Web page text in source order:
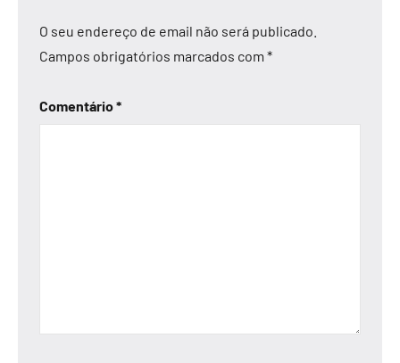
O seu endereço de email não será publicado.
Campos obrigatórios marcados com *
Comentário*